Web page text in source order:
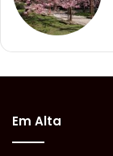
Em Alta